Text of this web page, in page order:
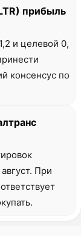
прибыль
и целевой 0,
консенсус по
При